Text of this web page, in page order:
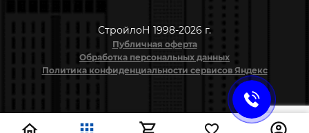
СтройлоН 1998-2026 г.
Публичная оферта
Обработка персональных данных
Политика конфиденциальности сервисов Яндекс